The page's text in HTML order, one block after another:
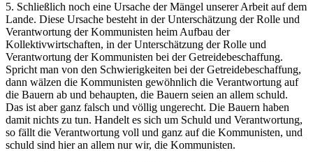
5. Schließlich noch eine Ursache der Mängel unserer Arbeit auf dem
Lande. Diese Ursache besteht in der Unterschätzung der Rolle und
Verantwortung der Kommunisten heim Aufbau der
Kollektivwirtschaften, in der Unterschätzung der Rolle und
Verantwortung der Kommunisten bei der Getreidebeschaffung.
Spricht man von den Schwierigkeiten bei der Getreidebeschaffung,
dann wälzen die Kommunisten gewöhnlich die Verantwortung auf
die Bauern ab und behaupten, die Bauern seien an allem schuld.
Das ist aber ganz falsch und völlig ungerecht. Die Bauern haben
damit nichts zu tun. Handelt es sich um Schuld und Verantwortung,
so fällt die Verantwortung voll und ganz auf die Kommunisten, und
schuld sind hier an allem nur wir, die Kommunisten.